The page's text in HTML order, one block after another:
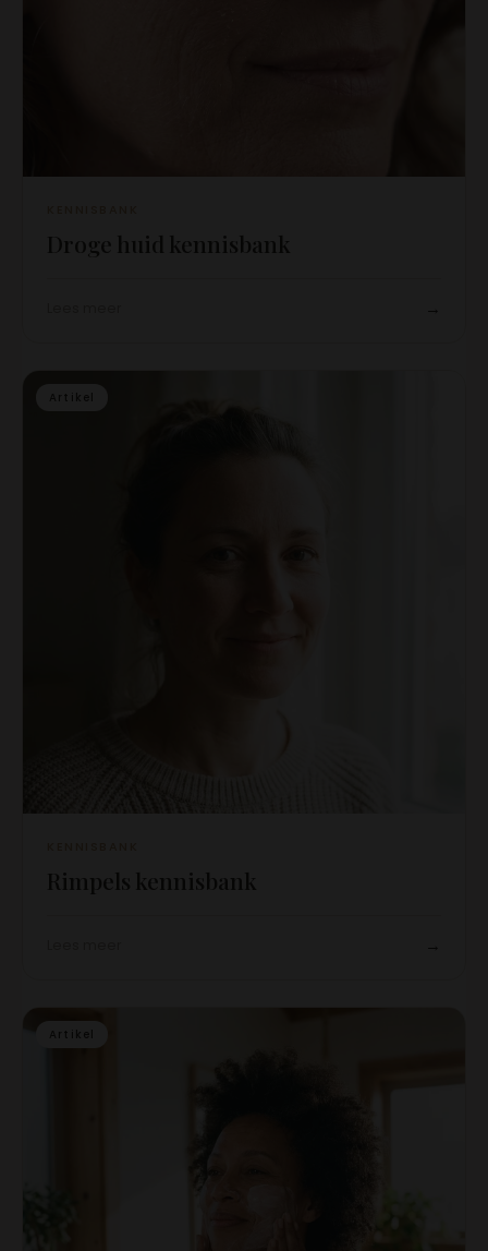
Droge huid kennisbank
→
Artikel
Rimpels kennisbank
→
Artikel